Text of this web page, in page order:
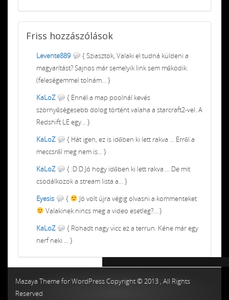
Friss hozzászólások
Levente889
{ Sziasztok, Valaki el tudná küldeni a
magyarítást? Sajnos már semelyik link sem működik.
(feleségemmel tolnám... }
KaLoZ
{ Ennél a map poolnál kevés
szörnyűségesebb dolog történt valaha a starcraft2-vel. A
Redshift LE egy... }
KaLoZ
{ Hát igen, ez is időben ki lett rakva ... Erről a
meccsről meg nem is... }
KaLoZ
{ :D:D Jó hogy időben ki lett rakva ... De mit
csodálkozok a stream lista a... }
Eyesis
{
Jó volt újra végig olvasni a kommenteket
Valakinek nincs meg a video esetleg?... }
KaLoZ
{ Rohadt nagy vicc ez a terrun. Kéne már egy
nerf neki ... }
Mazaya Theme for WordPress Copyright © 2013 , All Rights
Reserved